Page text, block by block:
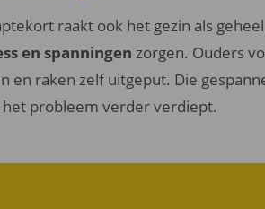
raakt ook het gezin als
en spanningen zorgen. Ouders
en raken zelf uitgeput. Die
probleem verder verdiept.